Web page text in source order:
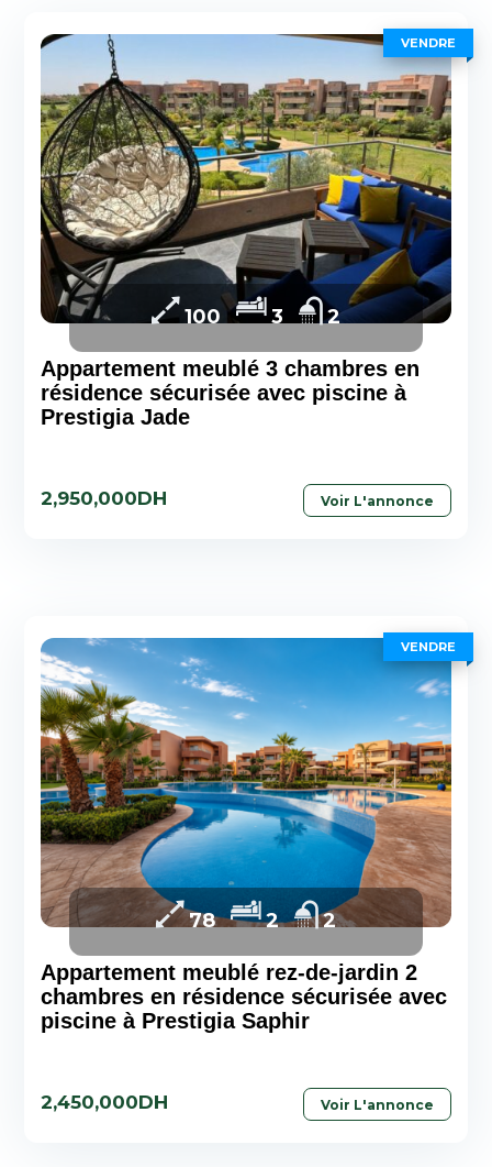
VENDRE
Appartement meublé 3 chambres en
résidence sécurisée avec piscine à
Prestigia Jade
2,950,000DH Voir L'annonce
100 3 2
VENDRE
Appartement meublé rez-de-jardin 2
chambres en résidence sécurisée avec
piscine à Prestigia Saphir
2,450,000DH Voir L'annonce
78 2 2